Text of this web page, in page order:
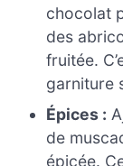
chocolat
des
fruitée.
garniture
Épices :
de
épicée.